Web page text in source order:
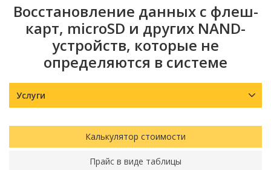
Восстановление данных с флеш-
карт, microSD и других NAND-
устройств, которые не
определяются в системе
Услуги
Калькулятор стоимости
Прайс в виде таблицы